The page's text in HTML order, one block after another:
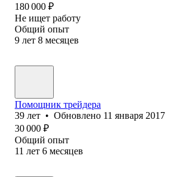
180 000 ₽
Не ищет работу
Общий опыт
9 лет 8 месяцев
Помощник трейдера
39 лет • Обновлено 11 января 2017
30 000 ₽
Общий опыт
11 лет 6 месяцев